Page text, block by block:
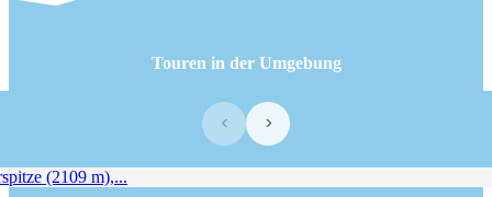
Touren in der Umgebung
‹ ›